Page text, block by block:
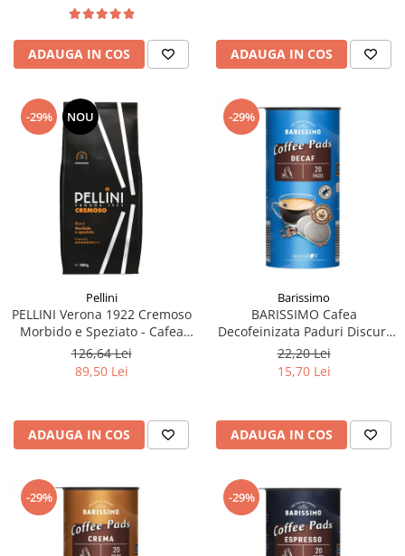
ADAUGA IN COS ADAUGA IN COS
-29% NOU
Pellini
PELLINI Verona 1922 Cremoso
Morbido e Speziato - Cafea
Boabe 1kg
126,64 Lei
89,50 Lei
ADAUGA IN COS
-29%
Barissimo
BARISSIMO Cafea
Decofeinizata Paduri Discuri
Senseo 62mm Monodoze
20buc - 140g
22,20 Lei
15,70 Lei
ADAUGA IN COS
-29% -29%